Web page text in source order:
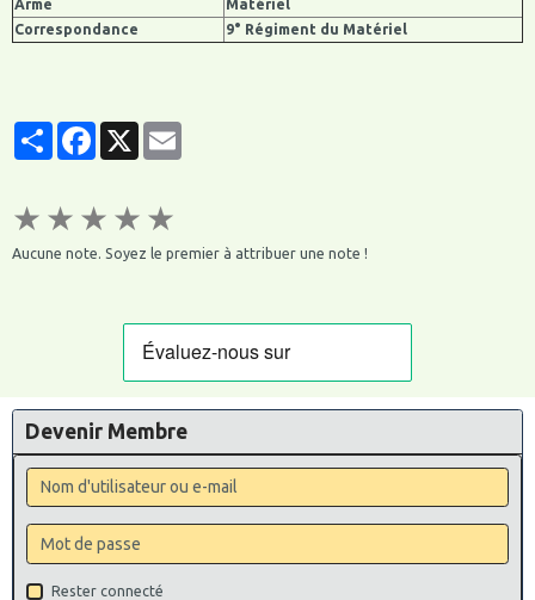
Arme
Matériel
Correspondance
9° Régiment du Matériel
PartagerFacebook
X
★ ★ ★ ★ ★
Aucune note. Soyez le premier à attribuer une note !
Devenir Membre
Rester connecté